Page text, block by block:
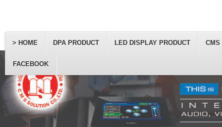
> HOME DPA PRODUCT LED DISPLAY PRODUCT CMS
FACEBOOK